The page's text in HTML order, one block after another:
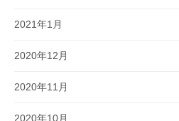
2021年1月
2020年12月
2020年11月
2020年10月